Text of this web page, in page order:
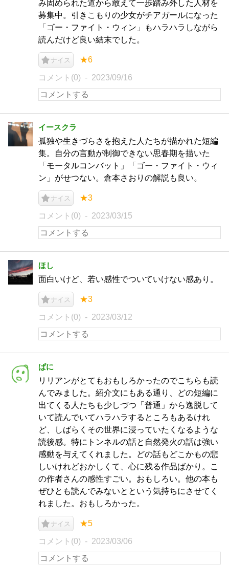
み固められた道から敢えて一歩踏み外した人材を
募集中。引きこもりの少女がチアガールになった
「ゴー・ファイト・ウィン」もハラハラしながら
読んだけど良い結末でした。
ナイス ★6
コメント(0) 2023/09/16
イースクラ
孤独や生きづらさを抱えた人たちが描かれた短編
集。自分の言動が制御できない思春期を描いた
「モータルコンバット」「ゴー・ファイト・ウィ
ン」がせつない。倉本さおりの解説も良い。
ナイス ★3
コメント(0) 2023/03/15
ほし
面白いけど、若い感性でついていけない感あり。
ナイス ★3
コメント(0) 2023/03/12
ぱに
リリアンがとてもおもしろかったのでこちらも読
んでみました。紹介文にもある通り、どの短編に
出てくる人たちも少しづつ「普通」から逸脱して
いて読んでいてハラハラするところもあるけれ
ど、しばらくその世界に浸っていたくなるような
読後感。特にトンネルの話と自然発火の話は強い
感動を与えてくれました。どの話もどこかもの悲
しいけれどおかしくて、心に残る作品ばかり。こ
の作者さんの感性すごい。おもしろい。他の本も
ぜひとも読んでみないとという気持ちにさせてく
れました。おもしろかった。
ナイス ★5
コメント(0) 2023/03/06